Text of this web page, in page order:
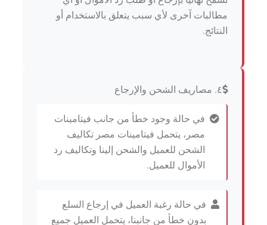
مطالبات آخرى لأي سبب يتعلق بالاستخدام أو
النتائج.
٤. مصاريف الشحن والإرجاع
في حالة وجود خطأ من جانب فيتامينات
مصر، يتحمل فيتامينات مصر تكاليف
الشحن للعميل والشحن إلينا وتكاليف رد
الأموال للعميل.
في حالة رغبة العميل في إرجاع السلع
بدون خطأ من جانبنا، يتحمل العميل جميع